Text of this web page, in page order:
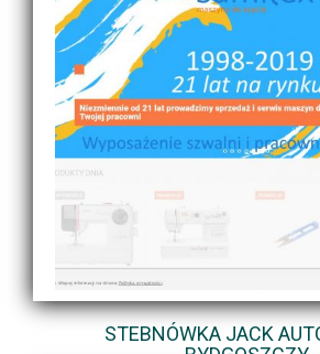
STEBNÓWKA JACK